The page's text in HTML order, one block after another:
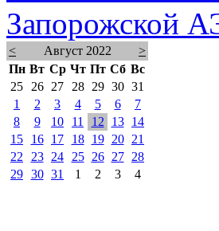
Запорожской
< Август 2022
>
Пн Вт Ср Чт Пт Сб Вс
25
26 27 28 29 30 31
1
2 3 4 5 6
7
8
9 10 11 12 13
14
15
16 17 18 19 20
21
22
23 24 25 26 27
28
29 30 31 1 2 3 4